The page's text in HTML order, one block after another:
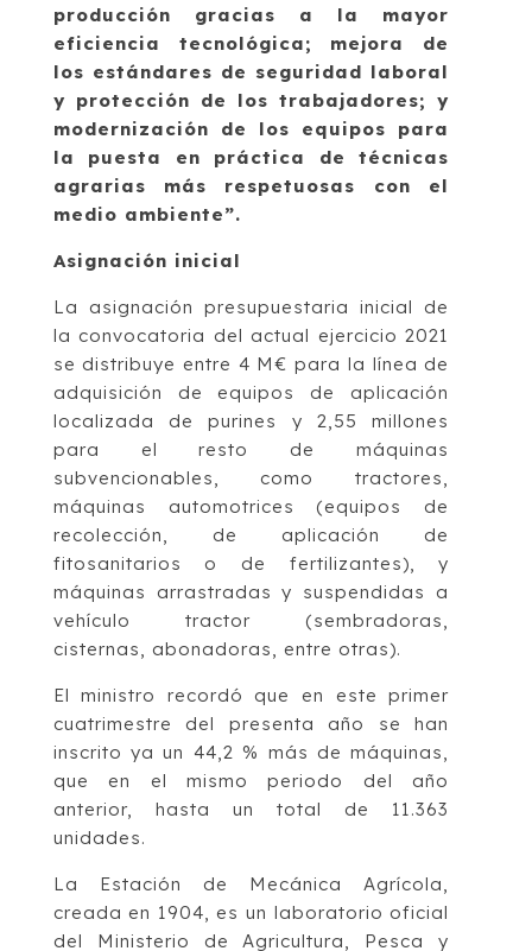
producción gracias a la mayor
eficiencia tecnológica; mejora de
los estándares de seguridad laboral
y protección de los trabajadores; y
modernización de los equipos para
la puesta en práctica de técnicas
agrarias más respetuosas con el
medio ambiente”.
Asignación inicial
La asignación presupuestaria inicial de
la convocatoria del actual ejercicio 2021
se distribuye entre 4 M€ para la línea de
adquisición de equipos de aplicación
localizada de purines y 2,55 millones
para el resto de máquinas
subvencionables, como tractores,
máquinas automotrices (equipos de
recolección, de aplicación de
fitosanitarios o de fertilizantes), y
máquinas arrastradas y suspendidas a
vehículo tractor (sembradoras,
cisternas, abonadoras, entre otras).
El ministro recordó que en este primer
cuatrimestre del presenta año se han
inscrito ya un 44,2 % más de máquinas,
que en el mismo periodo del año
anterior, hasta un total de 11.363
unidades.
La Estación de Mecánica Agrícola,
creada en 1904, es un laboratorio oficial
del Ministerio de Agricultura, Pesca y